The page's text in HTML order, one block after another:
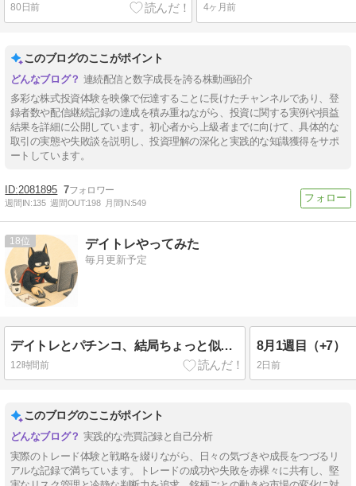
80日前 4ヶ月前
このブログのここがポイント
連続配信と数字成長を誇る株動画紹介
多彩な株式投資体験を映像で伝達することに長けたチャンネルであり、登
録者数や配信継続記録の達成を積み重ねながら、投資に関する実例や損益
結果を詳細に公開しています。初心者から上級者までに向けて、具体的な
取引の実態や失敗談を説明し、投資理解の深化と実践的な知識獲得をサポ
ートしています。
2081895 7
週間IN:135 週間OUT:198 月間IN:549
18 デイトレやってみた
毎月更新予定
デイトレとパチンコ、結局ちょっと似てるけど…
12時間前
8月1週目（+7）
2日前
このブログのここがポイント
実践的な売買記録と自己分析
実際のトレード体験と戦略を綴りながら、日々の気づきや成長をつづるリ
アルな記録で満ちています。トレードの成功や失敗を赤裸々に共有し、堅